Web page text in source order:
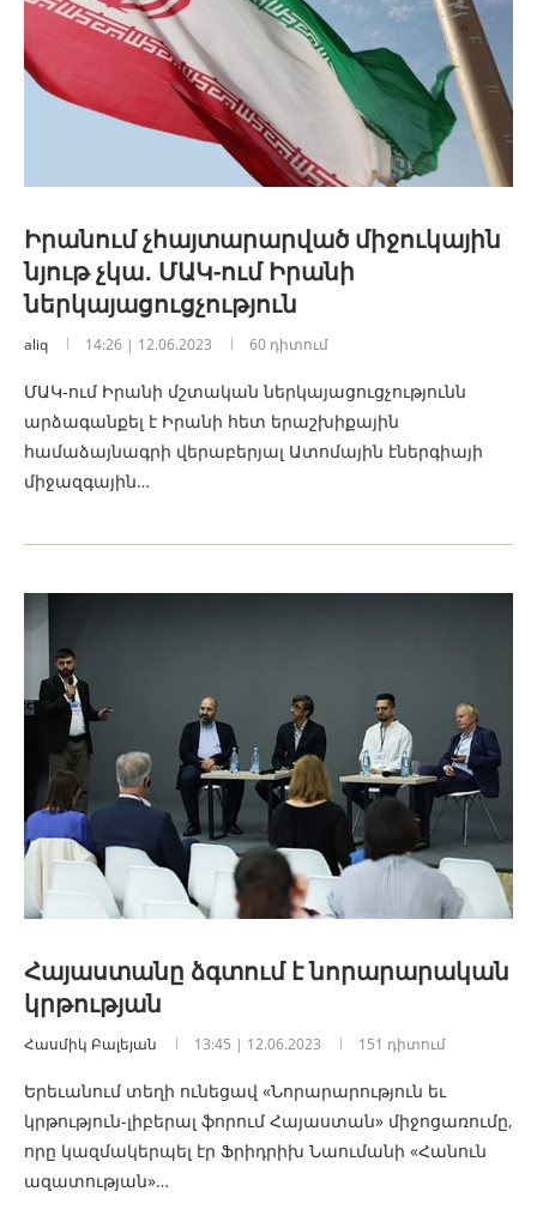
Իրանում չհայտարարված միջուկային
նյութ չկա․ ՄԱԿ-ում Իրանի
ներկայացուցչություն
aliq 14:26 | 12.06.2023 60 դիտում
ՄԱԿ-ում Իրանի մշտական ներկայացուցչությունն
արձագանքել է Իրանի հետ երաշխիքային
համաձայնագրի վերաբերյալ Ատոմային էներգիայի
միջազգային…
Հայաստանը ձգտում է նորարարական
կրթության
Հասմիկ Բալեյան 13:45 | 12.06.2023 151 դիտում
Երեւանում տեղի ունեցավ «Նորարարություն եւ
կրթություն-լիբերալ ֆորում Հայաստան» միջոցառումը,
որը կազմակերպել էր Ֆրիդրիխ Նաումանի «Հանուն
ազատության»…